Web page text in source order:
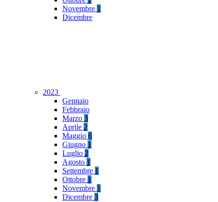
Novembre 1
Dicembre
2023
Gennaio
Febbraio
Marzo 3
Aprile 2
Maggio 6
Giugno 1
Luglio 2
Agosto 1
Settembre 1
Ottobre 1
Novembre 1
Dicembre 3